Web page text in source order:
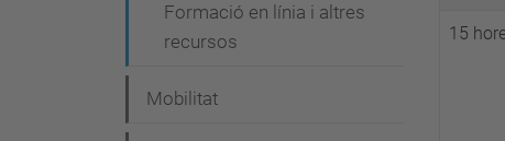
15
Formació en línia i altres
recursos
Mobilitat